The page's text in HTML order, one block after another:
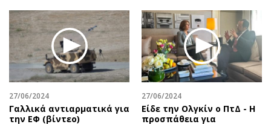
Χειρόγραφα
Επιστολές
27/06/2024
Γαλλικά αντιαρματικά για
την ΕΦ (βίντεο)
27/06/2024
Είδε την Ολγκίν ο ΠτΔ - Η
προσπάθεια για